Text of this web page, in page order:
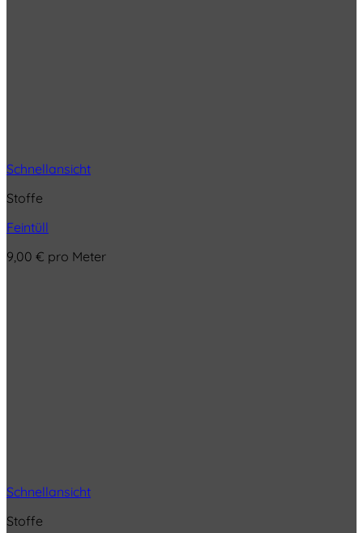
Schnellansicht
Stoffe
Feintüll
9,00 € pro Meter
Schnellansicht
Stoffe